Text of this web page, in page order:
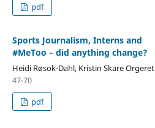
pdf
Sports Journalism, Interns and
#MeToo – did anything change?
Heidi Røsok-Dahl, Kristin Skare Orgeret
47-70
pdf